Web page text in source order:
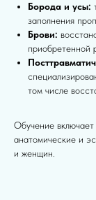
Борода и усы:
заполнения
Брови:
приобретенной
том числе
Обучение
анатомические и
и женщин.